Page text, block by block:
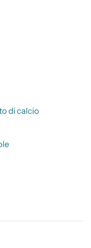
di calcio